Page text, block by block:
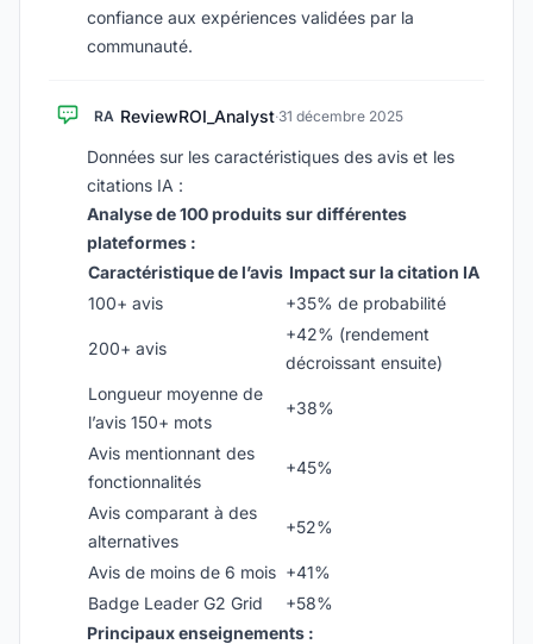
confiance aux expériences validées par la
communauté.
RA ReviewROI_Analyst·31 décembre 2025
Données sur les caractéristiques des avis et les
citations IA :
Analyse de 100 produits sur différentes
plateformes :
Caractéristique de l’avis Impact sur la citation IA
100+ avis
+35% de probabilité
200+ avis
+42% (rendement
décroissant ensuite)
Longueur moyenne de
l’avis 150+ mots
+38%
Avis mentionnant des
fonctionnalités
+45%
Avis comparant à des
alternatives
+52%
Avis de moins de 6 mois +41%
Badge Leader G2 Grid
+58%
Principaux enseignements :